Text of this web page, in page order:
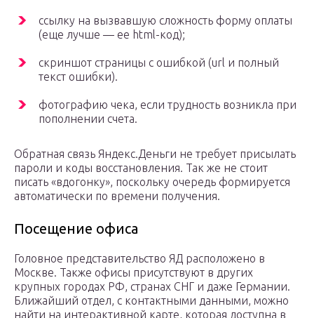
ссылку на вызвавшую сложность форму оплаты
(еще лучше — ее html-код);
скриншот страницы с ошибкой (url и полный
текст ошибки).
фотографию чека, если трудность возникла при
пополнении счета.
Обратная связь Яндекс.Деньги не требует присылать
пароли и коды восстановления. Так же не стоит
писать «вдогонку», поскольку очередь формируется
автоматически по времени получения.
Посещение офиса
Головное представительство ЯД расположено в
Москве. Также офисы присутствуют в других
крупных городах РФ, странах СНГ и даже Германии.
Ближайший отдел, с контактными данными, можно
найти на интерактивной карте, которая доступна в